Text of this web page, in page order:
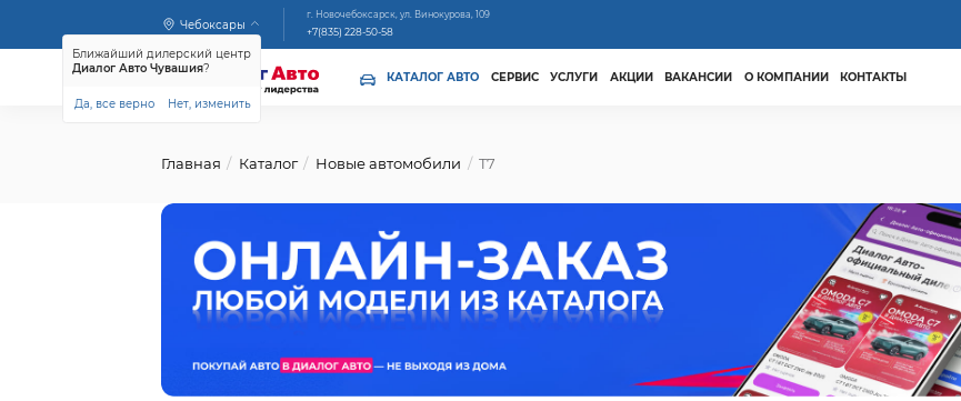
Чебоксары
Ближайший дилерский центр
Диалог Авто Чувашия?
Да, все верно Нет, изменить
г. Новочебоксарск, ул. Винокурова, 109
+7(835) 228-50-58
КАТАЛОГ АВТО СЕРВИС УСЛУГИ АКЦИИ ВАКАНСИИ О КОМПАНИИ КОНТАКТЫ
Главная Каталог Новые автомобили T7